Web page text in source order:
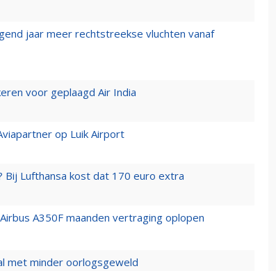
jaar meer rechtstreekse vluchten vanaf
voor geplaagd Air India
op Luik Airport
Bij Lufthansa kost dat 170 euro extra
A350F maanden vertraging oplopen
met minder oorlogsgeweld